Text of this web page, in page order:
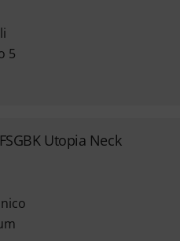
5
Utopia Neck